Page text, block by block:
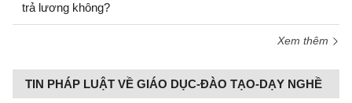
trả lương không?
Xem thêm
TIN PHÁP LUẬT VỀ GIÁO DỤC-ĐÀO TẠO-DẠY NGHỀ